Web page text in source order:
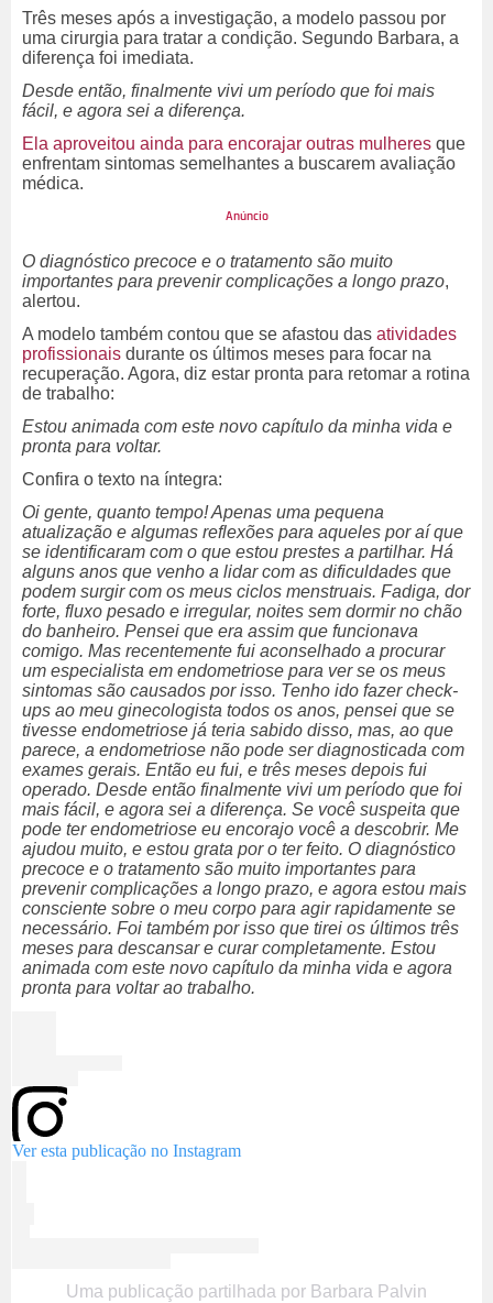
Três meses após a investigação, a modelo passou por
uma cirurgia para tratar a condição. Segundo Barbara, a
diferença foi imediata.
Desde então, finalmente vivi um período que foi mais
fácil, e agora sei a diferença.
Ela aproveitou ainda para encorajar outras mulheres que
enfrentam sintomas semelhantes a buscarem avaliação
médica.
O diagnóstico precoce e o tratamento são muito
importantes para prevenir complicações a longo prazo,
alertou.
A modelo também contou que se afastou das atividades
profissionais durante os últimos meses para focar na
recuperação. Agora, diz estar pronta para retomar a rotina
de trabalho:
Estou animada com este novo capítulo da minha vida e
pronta para voltar.
Confira o texto na íntegra:
Oi gente, quanto tempo! Apenas uma pequena
atualização e algumas reflexões para aqueles por aí que
se identificaram com o que estou prestes a partilhar. Há
alguns anos que venho a lidar com as dificuldades que
podem surgir com os meus ciclos menstruais. Fadiga, dor
forte, fluxo pesado e irregular, noites sem dormir no chão
do banheiro. Pensei que era assim que funcionava
comigo. Mas recentemente fui aconselhado a procurar
um especialista em endometriose para ver se os meus
sintomas são causados por isso. Tenho ido fazer check-
ups ao meu ginecologista todos os anos, pensei que se
tivesse endometriose já teria sabido disso, mas, ao que
parece, a endometriose não pode ser diagnosticada com
exames gerais. Então eu fui, e três meses depois fui
operado. Desde então finalmente vivi um período que foi
mais fácil, e agora sei a diferença. Se você suspeita que
pode ter endometriose eu encorajo você a descobrir. Me
ajudou muito, e estou grata por o ter feito. O diagnóstico
precoce e o tratamento são muito importantes para
prevenir complicações a longo prazo, e agora estou mais
consciente sobre o meu corpo para agir rapidamente se
necessário. Foi também por isso que tirei os últimos três
meses para descansar e curar completamente. Estou
animada com este novo capítulo da minha vida e agora
pronta para voltar ao trabalho.
Ver esta publicação no Instagram
Uma publicação partilhada por Barbara Palvin